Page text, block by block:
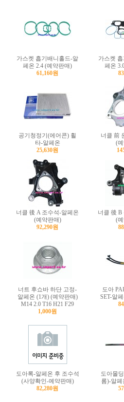
가스켓 흡기배니홀드-알
페온 2.4 (예약판매)
61,160원
가스켓
페온
공기청정기(에어콘) 휠
타-알페온
25,630원
너클 前
(
너클 後 A 조수석-알페온
(예약판매)
92,290원
너클 後 B
(
너트 후쇼바 하단 고정-
알페온 (1개) (예약판매)
M14 2.0 T16 H21 F29
1,000원
도아
SET-알
도아록-알페온 후 조수석
(사양확인-예약판매)
82,280원
도아몰
롬)-알